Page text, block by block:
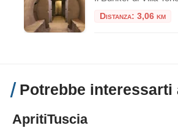
Distanza: 3,06 km
Potrebbe interessarti
ApritiTuscia